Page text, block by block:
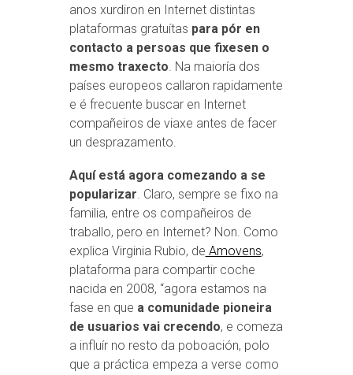
anos xurdiron en Internet distintas
plataformas gratuítas para pór en
contacto a persoas que fixesen o
mesmo traxecto. Na maioría dos
países europeos callaron rapidamente
e é frecuente buscar en Internet
compañeiros de viaxe antes de facer
un desprazamento.
Aquí está agora comezando a se
popularizar. Claro, sempre se fixo na
familia, entre os compañeiros de
traballo, pero en Internet? Non. Como
explica Virginia Rubio, de Amovens,
plataforma para compartir coche
nacida en 2008, “agora estamos na
fase en que a comunidade pioneira
de usuarios vai crecendo, e comeza
a influír no resto da poboación, polo
que a práctica empeza a verse como